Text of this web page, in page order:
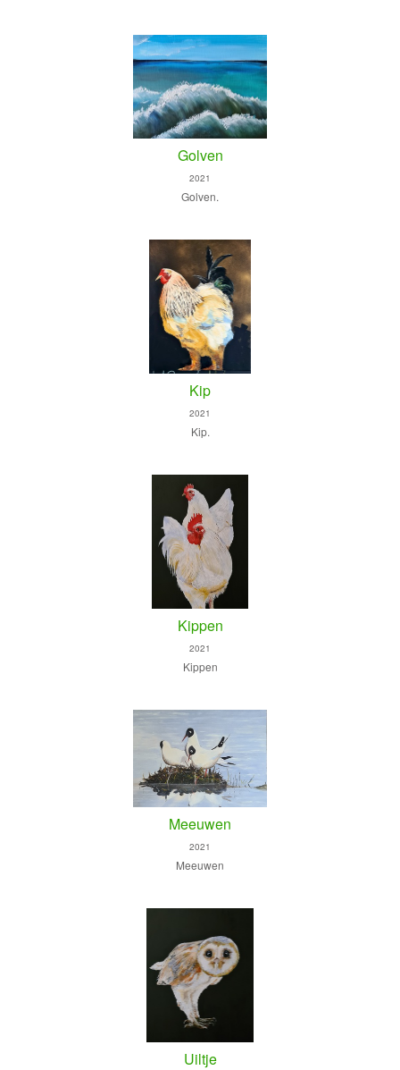
Golven
2021
Golven.
Kip
2021
Kip.
Kippen
2021
Kippen
Meeuwen
2021
Meeuwen
Uiltje